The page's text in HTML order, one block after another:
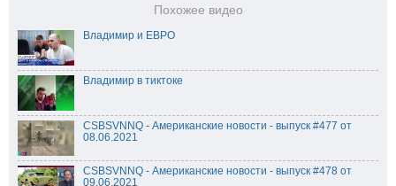
Похожее видео
Владимир и ЕВРО
Владимир в тиктоке
CSBSVNNQ - Американские новости - выпуск #477 от
08.06.2021
CSBSVNNQ - Американские новости - выпуск #478 от
09.06.2021